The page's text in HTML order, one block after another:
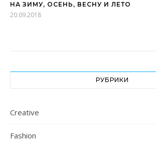
НА ЗИМУ, ОСЕНЬ, ВЕСНУ И ЛЕТО
20.09.2018
РУБРИКИ
Creative
Fashion